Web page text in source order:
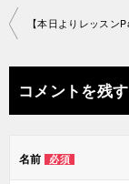
投
ナ
ビ
ー
コメントを残す
名前 必須